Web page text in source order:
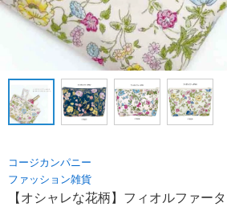
コージカンパニー
ファッション雑貨
【オシャレな花柄】フィオルファー